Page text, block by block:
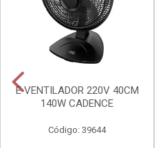
E VENTILADOR 220V 40CM
140W CADENCE
Código: 39644